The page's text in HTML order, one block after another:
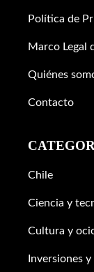
Política de
Marco Legal
Quiénes
Contacto
Chile
Ciencia y
Cultura y
Inversiones